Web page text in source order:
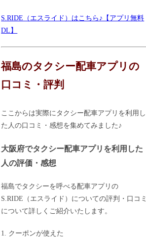
S.RIDE（エスライド）はこちら♪【アプリ無料
DL】
福島のタクシー配車アプリの
口コミ・評判
ここからは実際にタクシー配車アプリを利用し
た人の口コミ・感想を集めてみました♪
大阪府でタクシー配車アプリを利用した
人の評価・感想
福島でタクシーを呼べる配車アプリの
S.RIDE（エスライド）についての評判・口コミ
について詳しくご紹介いたします。
1. クーポンが使えた